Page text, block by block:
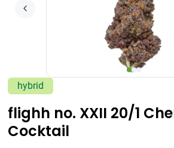
hybrid
flighh no. XXII 20/1
Cocktail